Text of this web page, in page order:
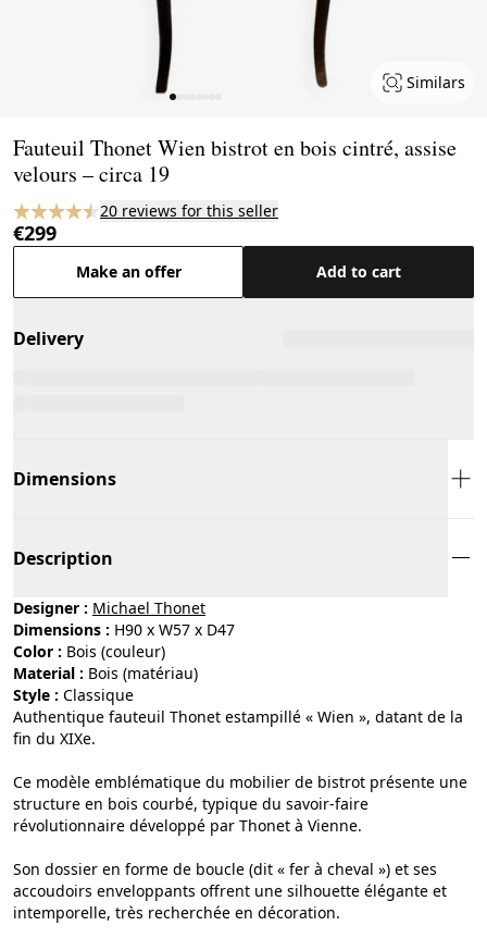
Similars
Fauteuil Thonet Wien bistrot en bois cintré, assise
velours – circa 19
20 reviews for this seller
€299
Make an offer Add to cart
Delivery
Dimensions
Description
Designer : Michael Thonet
Dimensions : H90 x W57 x D47
Color :
bois (couleur)
Material :
bois (matériau)
Style :
classique
Authentique fauteuil Thonet estampillé « Wien », datant de la
fin du XIXe.
Ce modèle emblématique du mobilier de bistrot présente une
structure en bois courbé, typique du savoir-faire
révolutionnaire développé par Thonet à Vienne.
Son dossier en forme de boucle (dit « fer à cheval ») et ses
accoudoirs enveloppants offrent une silhouette élégante et
intemporelle, très recherchée en décoration.